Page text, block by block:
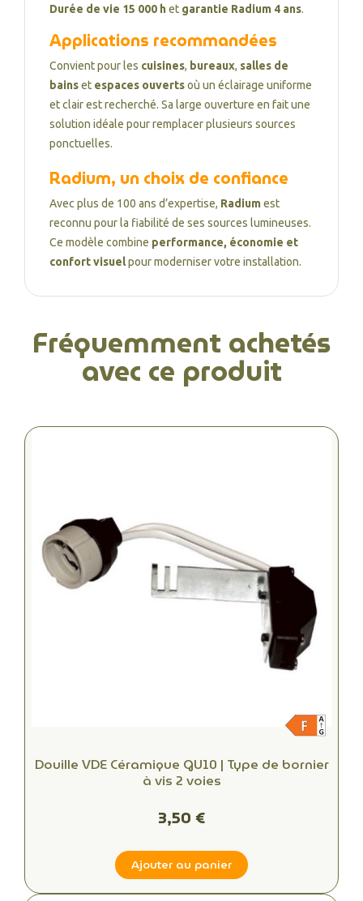
Durée de vie 15 000 het garantie Radium 4 ans.
Applications recommandées
Convient pour les cuisines, bureaux, salles de
bainset espaces ouvertsoù un éclairage uniforme
et clair est recherché. Sa large ouverture en fait une
solution idéale pour remplacer plusieurs sources
ponctuelles.
Radium, un choix de confiance
Avec plus de 100 ans d’expertise, Radiumest
reconnu pour la fiabilité de ses sources lumineuses.
Ce modèle combine performance, économie et
confort visuelpour moderniser votre installation.
Fréquemment achetés
avec ce produit
Douille VDE Céramique GU10 | Type de bornier
à vis 2 voies
3,50 €
Ajouter au panier